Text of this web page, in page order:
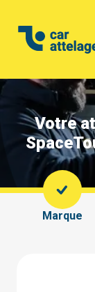
Votre
Marque